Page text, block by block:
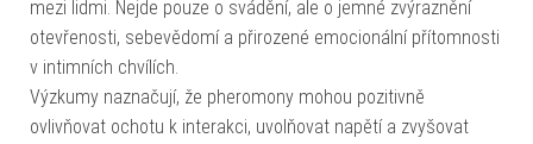
mezi lidmi. Nejde pouze o svádění, ale o jemné zvýraznění
otevřenosti, sebevědomí a přirozené emocionální přítomnosti
v intimních chvílích.
Výzkumy naznačují, že pheromony mohou pozitivně
ovlivňovat ochotu k interakci, uvolňovat napětí a zvyšovat